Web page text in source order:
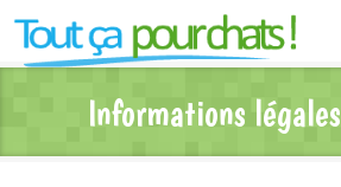
Informations légales